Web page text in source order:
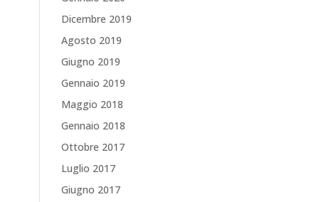
Dicembre 2019
Agosto 2019
Giugno 2019
Gennaio 2019
Maggio 2018
Gennaio 2018
Ottobre 2017
Luglio 2017
Giugno 2017